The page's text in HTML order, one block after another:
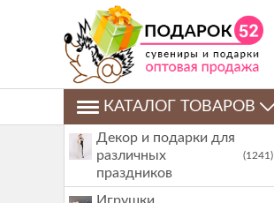
КАТАЛОГ ТОВАРОВ
Декор и подарки для
различных
праздников
(1241)